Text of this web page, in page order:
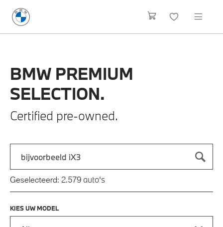
BMW PREMIUM
SELECTION.
Certified pre-owned.
Zoek naar een automodel, bijvoorbeeld 3 Serie M-Sport
Typ een automodel in en druk op enter om te zoeken
Geselecteerd: 2.579 auto's
KIES UW MODEL